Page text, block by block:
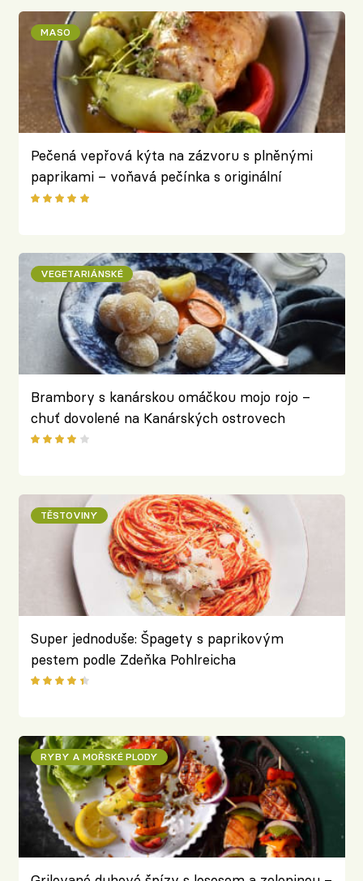
MASO
Pečená vepřová kýta na zázvoru s plněnými
paprikami – voňavá pečínka s originální
přílohou
VEGETARIÁNSKÉ
Brambory s kanárskou omáčkou mojo rojo –
chuť dovolené na Kanárských ostrovech
TĚSTOVINY
Super jednoduše: Špagety s paprikovým
pestem podle Zdeňka Pohlreicha
RYBY A MOŘSKÉ PLODY